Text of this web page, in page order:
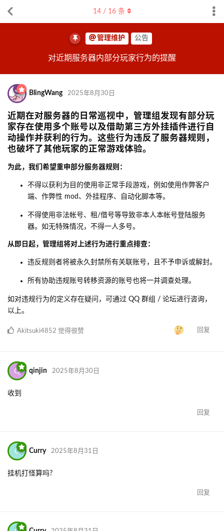
管理维护 公告
对近期服务器内部分玩家行为的提醒
14/ 16条
BlingWang 2025年8月30日
近期在对服务器的日常巡视中，管理组发现有部分玩
家存在使用多个账号以及借助第三方外挂插件进行自
动操作并获利的行为。这些行为违反了服务器规则，
也破坏了其他玩家的正常游戏体验。
为此，我们希望重申部分服务器规则：
不得以获利为目的使用非正常手段游戏，例如使用作弊客户
端、作弊性 mod、外挂程序、自动化脚本等。
不得使用非法帐号、租/借号等导致非本人本帐号登陆服务
器。如无特殊情况，不得一人多号。
从即日起，管理组将对上述行为进行重点排查：
违反规则者将被永久封禁所有关联账号，且不予申诉或解封。
所有协助违规账号转移资源的账号也将一并调查处理。
如对违规行为的定义存在疑问，可通过 QQ 群组 / 论坛进行咨询，
以上。
回复
Akitsuki4852 觉得很赞
Q qinjin 2025年8月30日
收到
回复
C Curry 2025年8月31日
挂机打怪算吗?
回复